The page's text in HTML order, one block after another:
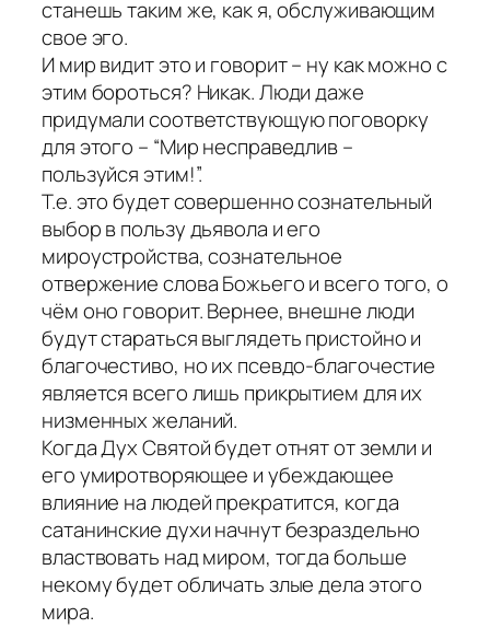
станешь таким же, как я, обслуживающим
свое эго.
И мир видит это и говорит – ну как можно с
этим бороться? Никак. Люди даже
придумали соответствующую поговорку
для этого – “Мир несправедлив –
пользуйся этим!”.
Т.е. это будет совершенно сознательный
выбор в пользу дьявола и его
мироустройства, сознательное
отвержение слова Божьего и всего того, о
чём оно говорит. Вернее, внешне люди
будут стараться выглядеть пристойно и
благочестиво, но их псевдо-благочестие
является всего лишь прикрытием для их
низменных желаний.
Когда Дух Святой будет отнят от земли и
его умиротворяющее и убеждающее
влияние на людей прекратится, когда
сатанинские духи начнут безраздельно
властвовать над миром, тогда больше
некому будет обличать злые дела этого
мира.